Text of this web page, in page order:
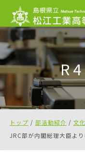
このページの本文へ
現
在
の
トップ / 部活動紹介 / 文
JRC部が内閣総理大臣より